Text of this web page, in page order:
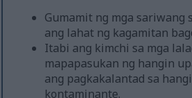
Gumamit ng mga sariwang
ang lahat ng kagamitan
Itabi ang kimchi sa mga
mapapasukan ng hangin
ang pagkakalantad sa
kontaminante.